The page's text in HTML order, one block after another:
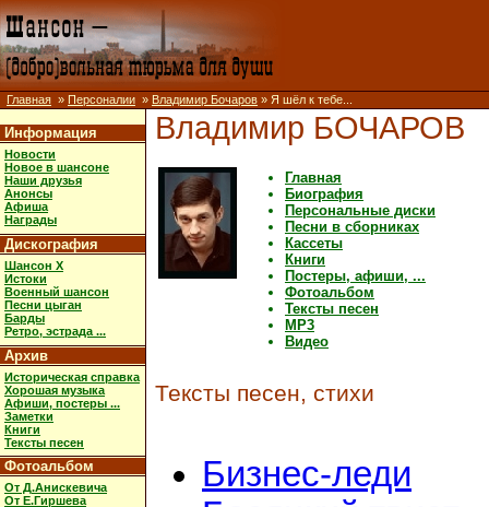
Главная » Персоналии » Владимир Бочаров » Я шёл к тебе...
Информация
Новости
Новое в шансоне
Наши друзья
Анонсы
Афиша
Награды
Дискография
Шансон X
Истоки
Военный шансон
Песни цыган
Барды
Ретро, эстрада ...
Архив
Историческая справка
Хорошая музыка
Афиши, постеры ...
Заметки
Книги
Тексты песен
Фотоальбом
От Д.Анискевича
От Е.Гиршева
Владимир БОЧАРОВ
Главная
Биография
Персональные диски
Песни в сборниках
Кассеты
Книги
Постеры, афиши, ...
Фотоальбом
Тексты песен
MP3
Видео
Тексты песен, стихи
Бизнес-леди